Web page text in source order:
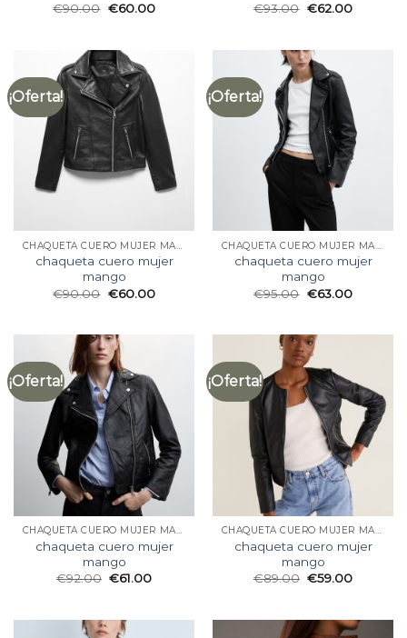
€90.00 €60.00
€93.00 €62.00
¡Oferta!
CHAQUETA CUERO MUJER MANGO
chaqueta cuero mujer
mango
€90.00 €60.00
¡Oferta!
CHAQUETA CUERO MUJER MANGO
chaqueta cuero mujer
mango
€95.00 €63.00
¡Oferta!
CHAQUETA CUERO MUJER MANGO
chaqueta cuero mujer
mango
€92.00 €61.00
¡Oferta!
CHAQUETA CUERO MUJER MANGO
chaqueta cuero mujer
mango
€89.00 €59.00